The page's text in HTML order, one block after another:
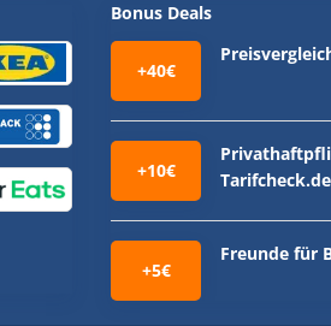
Bonus Deals
+40€
+10€
Tarifcheck.de
+5€
Freunde für